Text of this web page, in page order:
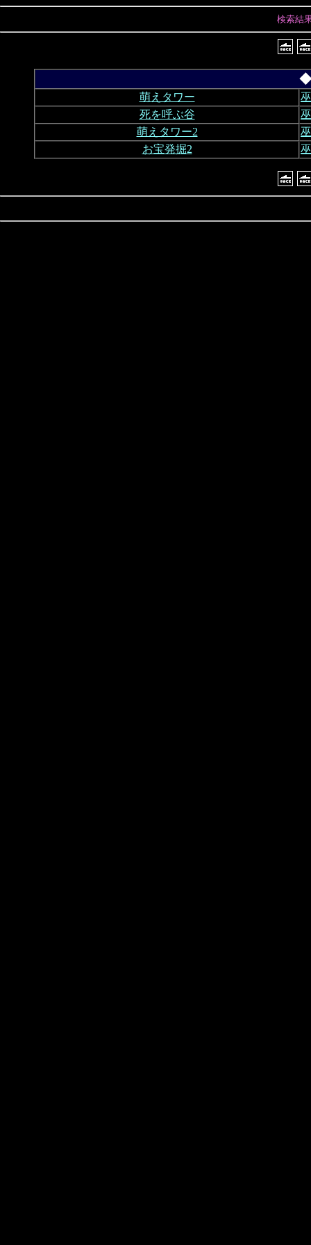
検索結
◆
萌えタワー
死を呼ぶ谷
萌えタワー2
お宝発掘2